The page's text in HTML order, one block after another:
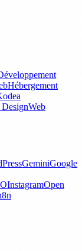
Hébergement
Web
GeminiGoogle
InstagramOpen